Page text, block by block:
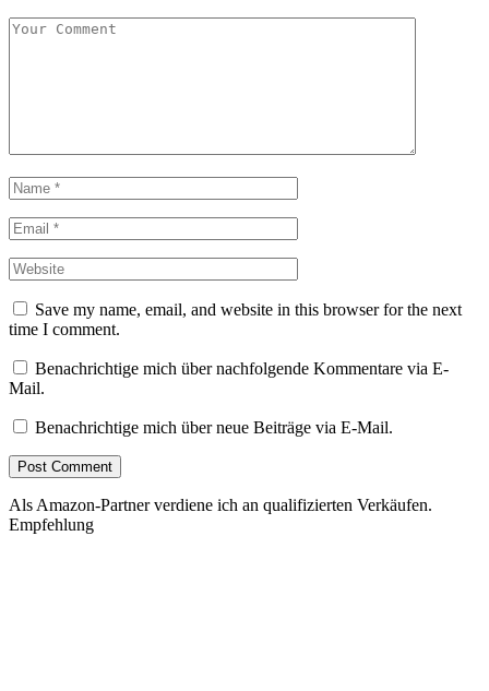
Save my name, email, and website in this browser for the next
time I comment.
Benachrichtige mich über nachfolgende Kommentare via E-
Mail.
Benachrichtige mich über neue Beiträge via E-Mail.
Als Amazon-Partner verdiene ich an qualifizierten Verkäufen.
Empfehlung